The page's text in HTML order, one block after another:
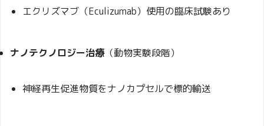
エクリズマブ（Eculizumab）使用の臨床試験あり
ナノテクノロジー治療（動物実験段階）
神経再生促進物質をナノカプセルで標的輸送